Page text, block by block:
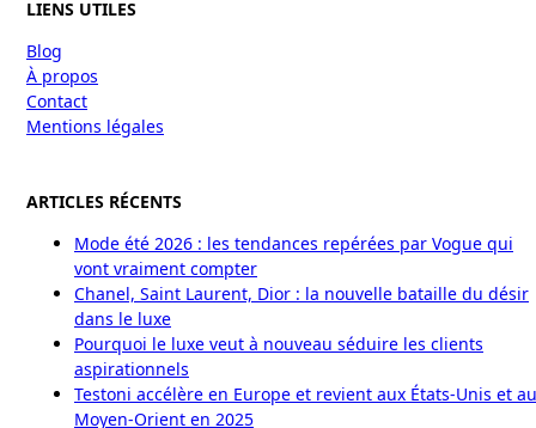
LIENS UTILES
Blog
À propos
Contact
Mentions légales
ARTICLES RÉCENTS
Mode été 2026 : les tendances repérées par Vogue qui
vont vraiment compter
Chanel, Saint Laurent, Dior : la nouvelle bataille du désir
dans le luxe
Pourquoi le luxe veut à nouveau séduire les clients
aspirationnels
Testoni accélère en Europe et revient aux États-Unis et au
Moyen-Orient en 2025